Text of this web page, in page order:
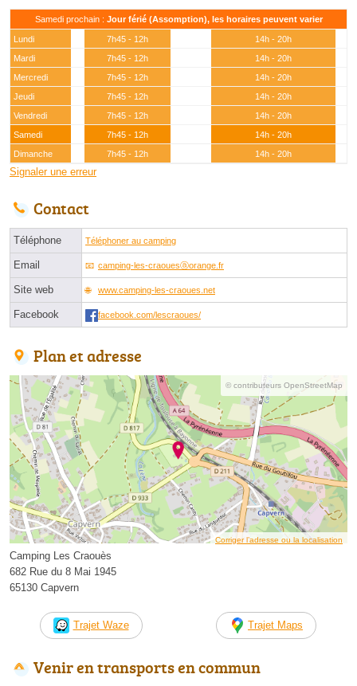
Samedi prochain : Jour férié (Assomption), les horaires peuvent varier
Lundi 7h45 - 12h
14h - 20h
Mardi
7h45 - 12h
14h - 20h
Mercredi
7h45 - 12h
14h - 20h
Jeudi
7h45 - 12h
14h - 20h
Vendredi
7h45 - 12h
14h - 20h
Samedi
7h45 - 12h
14h - 20h
Dimanche
7h45 - 12h 14h - 20h
Signaler une erreur
Contact
Téléphone Téléphoner au camping
Email camping-les-craouesⓐorange.fr
Site web www.camping-les-craoues.net
Facebook facebook.com/lescraoues/
Plan et adresse
© contributeurs OpenStreetMap
Corriger l’adresse ou la localisation
Camping Les Craouès
682 Rue du 8 Mai 1945
65130 Capvern
Trajet Waze Trajet Maps
Venir en transports en commun